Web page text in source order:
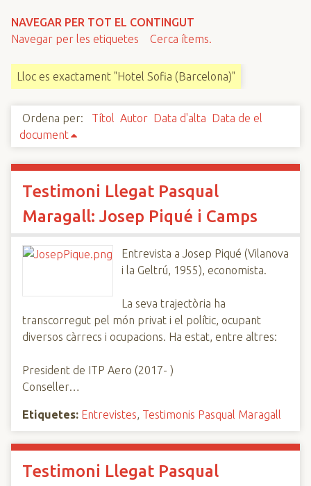
NAVEGAR PER TOT EL CONTINGUT
Navegar per les etiquetes
Cerca ítems.
Lloc es exactament "Hotel Sofia (Barcelona)"
Ordena per: Títol Autor Data d'alta Data de el
document
Testimoni Llegat Pasqual
Maragall: Josep Piqué i Camps
Entrevista a Josep Piqué (Vilanova
i la Geltrú, 1955), economista.
La seva trajectòria ha
transcorregut pel món privat i el polític, ocupant
diversos càrrecs i ocupacions. Ha estat, entre altres:
President de ITP Aero (2017- )
Conseller…
Etiquetes: Entrevistes, Testimonis Pasqual Maragall
Testimoni Llegat Pasqual